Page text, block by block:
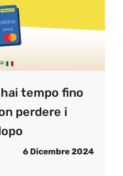
tempo fino
perdere i
6 Dicembre 2024